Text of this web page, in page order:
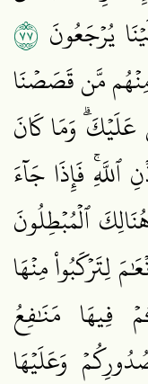
يُرۡجَعُونَ ٧٧
مَّن قَصَصۡنَا
وَمَا كَانَ
ٱللَّهِۚ فَإِذَا جَآءَ
ٱلۡمُبۡطِلُونَ
لِتَرۡكَبُواْ مِنۡهَا
فِيهَا مَنَٰفِعُ
وَعَلَيۡهَا